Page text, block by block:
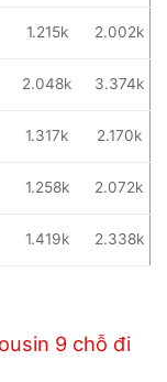
1.215k 2.002k
2.048k 3.374k
1.317k 2.170k
1.258k 2.072k
1.419k 2.338k
9 chỗ đi